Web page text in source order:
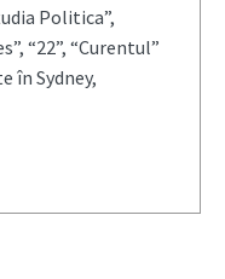
Politica”,
“22”, “Curentul”
în Sydney,